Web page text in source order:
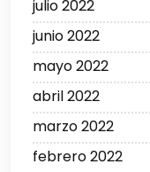
julio 2022
junio 2022
mayo 2022
abril 2022
marzo 2022
febrero 2022